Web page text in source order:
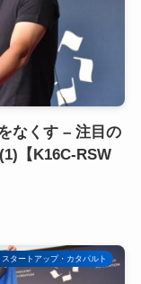
なくす – 注目の
【K16C-RSW
スタートアップ・カタパルト